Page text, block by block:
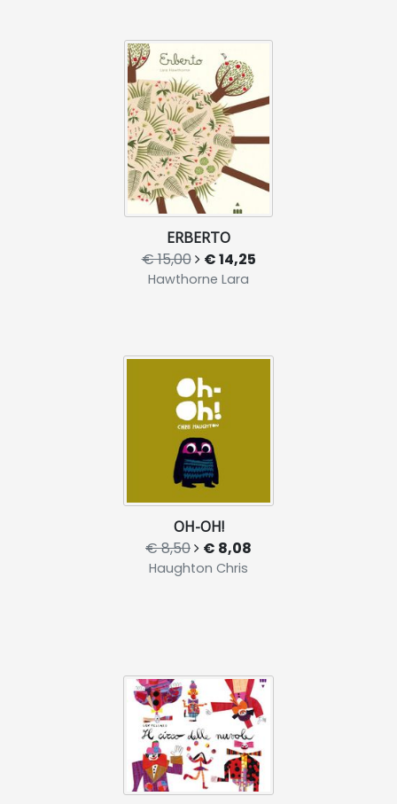
ERBERTO
€ 15,00 € 14,25
Hawthorne Lara
OH-OH!
€ 8,50 € 8,08
Haughton Chris